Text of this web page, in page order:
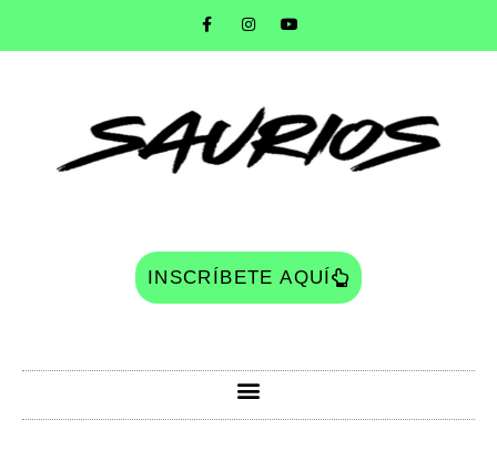
INSCRÍBETE AQUÍ